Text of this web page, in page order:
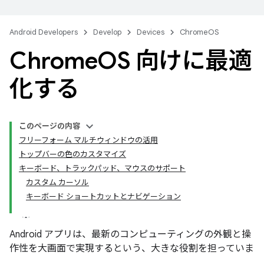
Android Developers Develop Devices ChromeOS
ChromeOS 向けに最適
化する
このページの内容
フリーフォーム マルチウィンドウの活用
トップバーの色のカスタマイズ
キーボード、トラックパッド、マウスのサポート
カスタム カーソル
キーボード ショートカットとナビゲーション
Android アプリは、最新のコンピューティングの外観と操
作性を大画面で実現するという、大きな役割を担っていま